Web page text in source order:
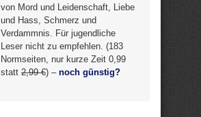
von Mord und Leidenschaft, Liebe
und Hass, Schmerz und
Verdammnis. Für jugendliche
Leser nicht zu empfehlen. (183
Normseiten, nur kurze Zeit 0,99
statt 2,99 €) – noch günstig?